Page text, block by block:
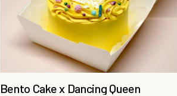
Bento Cake x Dancing Queen